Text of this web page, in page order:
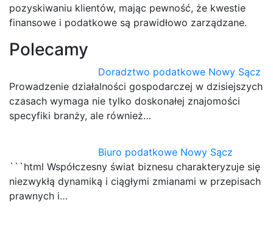
pozyskiwaniu klientów, mając pewność, że kwestie
finansowe i podatkowe są prawidłowo zarządzane.
Polecamy
Doradztwo podatkowe Nowy Sącz
Prowadzenie działalności gospodarczej w dzisiejszych
czasach wymaga nie tylko doskonałej znajomości
specyfiki branży, ale również…
Biuro podatkowe Nowy Sącz
```html Współczesny świat biznesu charakteryzuje się
niezwykłą dynamiką i ciągłymi zmianami w przepisach
prawnych i…